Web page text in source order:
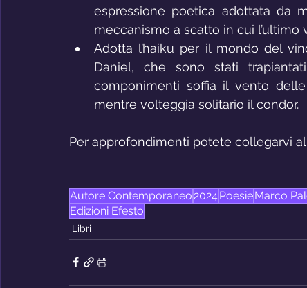
espressione poetica adottata da
meccanismo a scatto in cui l’ultimo
Adotta l’haiku per il mondo del
Daniel, che sono stati
componimenti soffia il vento
mentre volteggia solitario il condor.
Per approfondimenti potete collegarvi
Autore Contemporaneo2024PoesieMarco
Edizioni Efesto
Libri